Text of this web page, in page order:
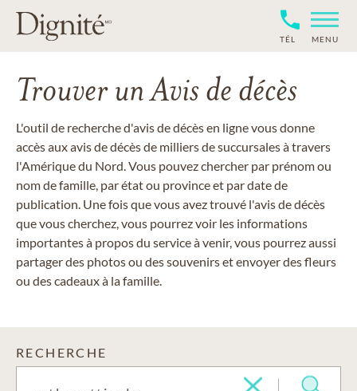
TÉL MENU
Trouver un Avis de décès
L'outil de recherche d'avis de décès en ligne vous donne
accès aux avis de décès de milliers de succursales à travers
l'Amérique du Nord. Vous pouvez chercher par prénom ou
nom de famille, par état ou province et par date de
publication. Une fois que vous avez trouvé l'avis de décès
que vous cherchez, vous pourrez voir les informations
importantes à propos du service à venir, vous pourrez aussi
partager des photos ou des souvenirs et envoyer des fleurs
ou des cadeaux à la famille.
RECHERCHE